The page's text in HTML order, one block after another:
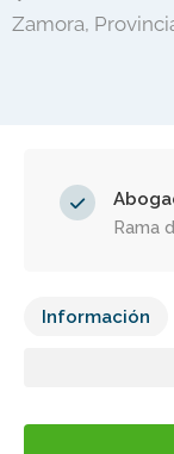
Zamora,
Rama
Información